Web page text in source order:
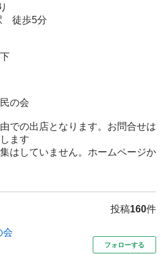
徒歩5分
の会
での出店となります。お問合せは
ます
はしていません。ホームページか
投稿160件
会
フォローする